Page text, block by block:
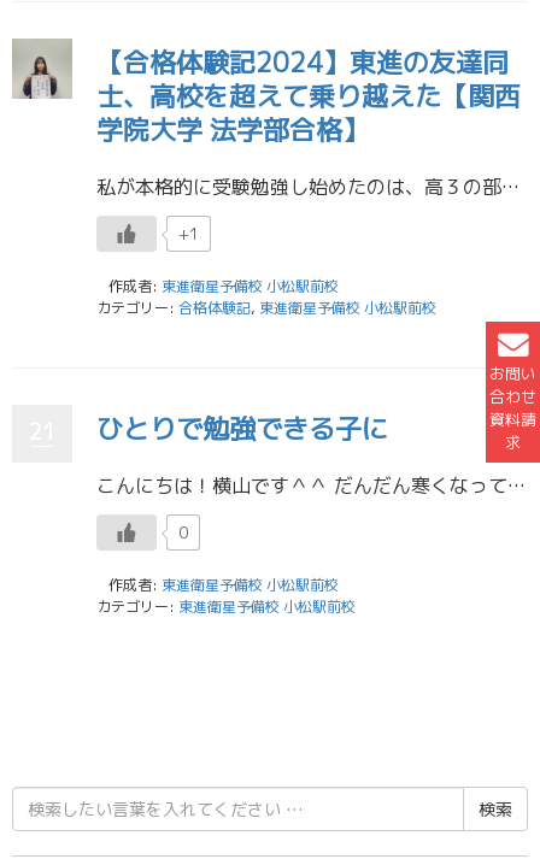
お問い
合わせ
資料請
求
【合格体験記2024】東進の友達同
士、高校を超えて乗り越えた【関西
学院大学 法学部合格】
私が本格的に受験勉強し始めたのは、高３の部活終了後です。東進では、早期に受講を終わらせ、共通テストと志望校の過去問演習講座を開始することを意識し、部活後、そのまま東進に行き、家族が迎えに来るまで学習していました。 私にと […]
+1
作成者: 東進衛星予備校 小松駅前校
カテゴリー: 合格体験記, 東進衛星予備校 小松駅前校
ひとりで勉強できる子に
こんにちは！横山です＾＾ だんだん寒くなってきましたが、みなさん体調崩していませんか？ さて、各高校で期末テストが迫ってきていますね！ 家でこもって勉強する人や、学校に行って勉強する人、東進に来る人、いろいろだと思います […]
0
作成者: 東進衛星予備校 小松駅前校
カテゴリー: 東進衛星予備校 小松駅前校
検
索
結